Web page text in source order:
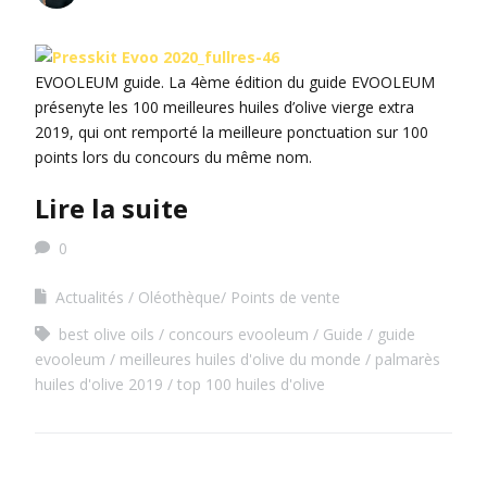
EVOOLEUM guide. La 4ème édition du guide EVOOLEUM
présenyte les 100 meilleures huiles d’olive vierge extra
2019, qui ont remporté la meilleure ponctuation sur 100
points lors du concours du même nom.
Lire la suite
0
Actualités
Oléothèque/ Points de vente
best olive oils
concours evooleum Guide
guide
evooleum
meilleures huiles d'olive du monde
palmarès
huiles d'olive 2019
top 100 huiles d'olive